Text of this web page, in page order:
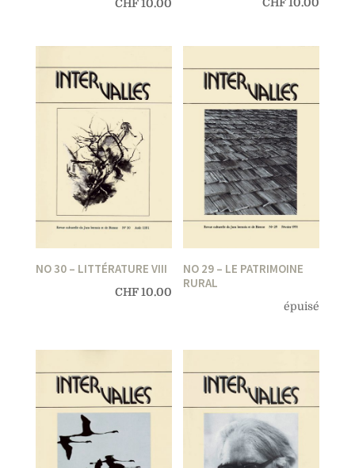
CHF10.00
NO 30 – LITTÉRATURE VIII
CHF10.00
NO 29 – LE PATRIMOINE
RURAL
épuisé